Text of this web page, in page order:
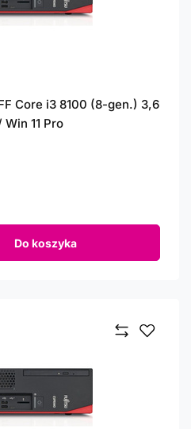
Core i3 8100 (8-gen.) 3,6
11 Pro
Do koszyka